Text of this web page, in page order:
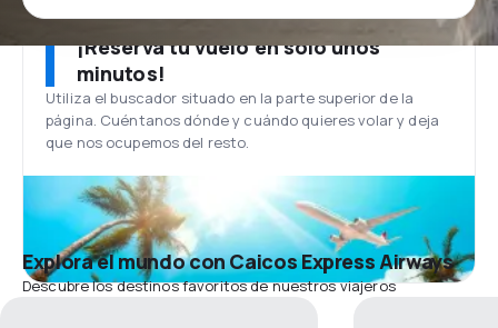
¡Reserva tu vuelo en solo unos
minutos!
Utiliza el buscador situado en la parte superior de la
página. Cuéntanos dónde y cuándo quieres volar y deja
que nos ocupemos del resto.
Explora el mundo con Caicos Express Airways
Descubre los destinos favoritos de nuestros viajeros